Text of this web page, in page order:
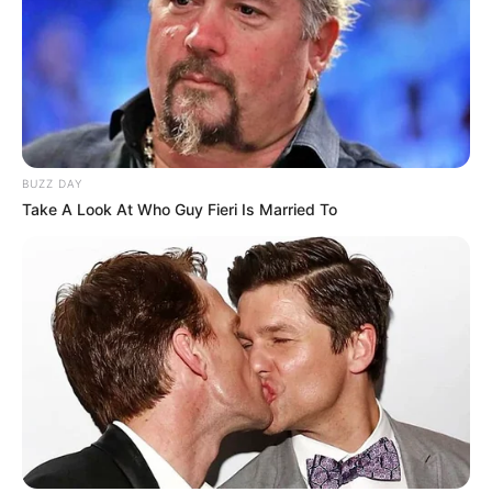
Pełna rozpiska premier tygodnia produkcji
oryginalnych Netfliksa
Koci Domek Gabi: Sezon 9
3.25.2024
Dave Attell: Hot Cross Buns
3.26.2024
Bogdan Boner: Wielkanoc
3.27.2024
Spoczywaj w pokoju
3.27.2024
Testament: Historia Mojżesza
3.27.2024
BUZZ DAY
Take A Look At Who Guy Fieri Is Married To